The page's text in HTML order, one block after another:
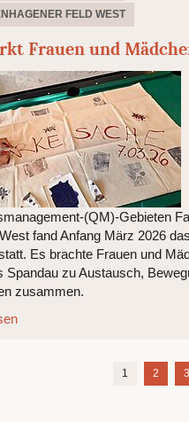
FELD WEST
Frauen und
(QM)-Gebieten
fand Anfang März 2026
Es brachte Frauen und
Spandau zu Austausch,
zusammen.
1 2 3